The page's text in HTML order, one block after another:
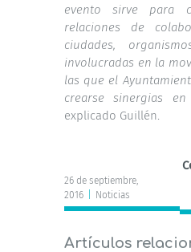
evento sirve para
relaciones de
ciudades,
involucradas en la
las que el
crearse sinergias
explicado Guillén.
26 de septiembre,
2016
Noticias
Artículos